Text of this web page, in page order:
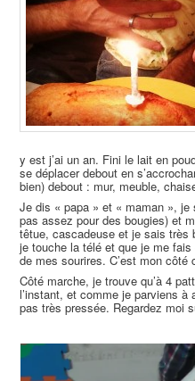
y est j’ai un an. Fini le lait en
se déplacer debout en
bien) debout : mur, meuble,
Je dis « papa » et « maman »,
pas assez pour des bougies) et
têtue, cascadeuse et je sais très
je touche la télé et que je me
de mes sourires. C’est mon côté
Côté marche, je trouve qu’à 4
l’instant, et comme je parviens
pas très pressée. Regardez moi